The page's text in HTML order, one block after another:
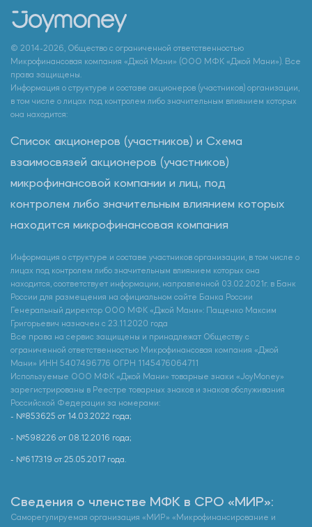
© 2014-2026, Общество с ограниченной ответственностью
Микрофинансовая компания «Джой Мани» (ООО МФК «Джой Мани»). Все
права защищены.
Информация о структуре и составе акционеров (участников) организации,
в том числе о лицах под контролем либо значительным влиянием которых
она находится:
Список акционеров (участников) и Схема
взаимосвязей акционеров (участников)
микрофинансовой компании и лиц, под
контролем либо значительным влиянием которых
находится микрофинансовая компания
Информация о структуре и составе участников организации, в том числе о
лицах под контролем либо значительным влиянием которых она
находится, соответствует информации, направленной 03.02.2021г. в Банк
России для размещения на официальном сайте Банка России
Генеральный директор ООО МФК «Джой Мани»: Пащенко Максим
Григорьевич назначен с 23.11.2020 года
Все права на сервис защищены и принадлежат Обществу с
ограниченной ответственностью Микрофинансовая компания «Джой
Мани» ИНН 5407496776 ОГРН 1145476064711
Используемые ООО МФК «Джой Мани» товарные знаки «JoyMoney»
зарегистрированы в Реестре товарных знаков и знаков обслуживания
Российской Федерации за номерами:
- №853625 от 14.03.2022 года;
- №598226 от 08.12.2016 года;
- №617319 от 25.05.2017 года.
Сведения о членстве МФК в СРО «МИР»:
Саморегулируемая организация «МИР» «Микрофинансирование и